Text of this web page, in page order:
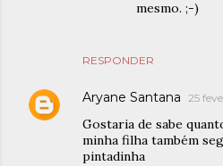
RESPONDER
mesmo. ;-)
Aryane Santana 25
Gostaria de sabe
minha filha também
pintadinha